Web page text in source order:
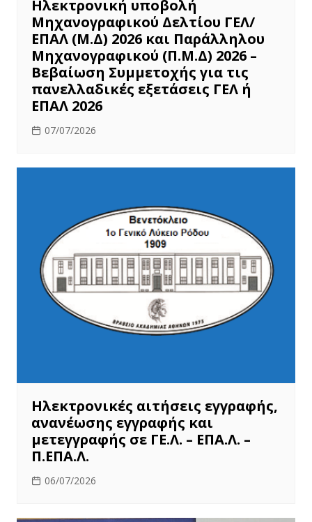
Ηλεκτρονική υποβολή
Μηχανογραφικού Δελτίου ΓΕΛ/
ΕΠΑΛ (Μ.Δ) 2026 και Παράλληλου
Μηχανογραφικού (Π.Μ.Δ) 2026 –
Βεβαίωση Συμμετοχής για τις
πανελλαδικές εξετάσεις ΓΕΛ ή
ΕΠΑΛ 2026
07/07/2026
Ηλεκτρονικές αιτήσεις εγγραφής,
ανανέωσης εγγραφής και
μετεγγραφής σε ΓΕ.Λ. – ΕΠΑ.Λ. –
Π.ΕΠΑ.Λ.
06/07/2026